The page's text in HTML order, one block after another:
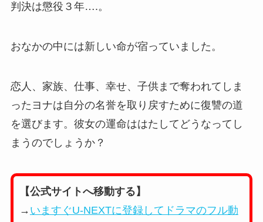
判決は懲役３年….。
おなかの中には新しい命が宿っていました。
恋人、家族、仕事、幸せ、子供まで奪われてしま
ったヨナは自分の名誉を取り戻すために復讐の道
を選びます。彼女の運命ははたしてどうなってし
まうのでしょうか？
【公式サイトへ移動する】
→ いますぐU-NEXTに登録してドラマのフル動